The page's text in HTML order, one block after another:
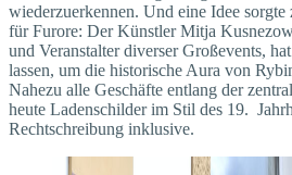
wiederzuerkennen. Und eine Idee
für Furore: Der Künstler Mitja
und Veranstalter diverser Großevents,
lassen, um die historische Aura von
Nahezu alle Geschäfte entlang der
heute Ladenschilder im Stil des 19.
Rechtschreibung inklusive.